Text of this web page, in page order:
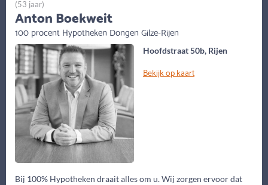
Hoofdstraat 50b, Rijen
Bekijk op kaart
Bij 100% Hypotheken draait alles om u. Wij zorgen ervoor dat
(53 jaar)
Anton Boekweit
100 procent Hypotheken Dongen Gilze-Rijen